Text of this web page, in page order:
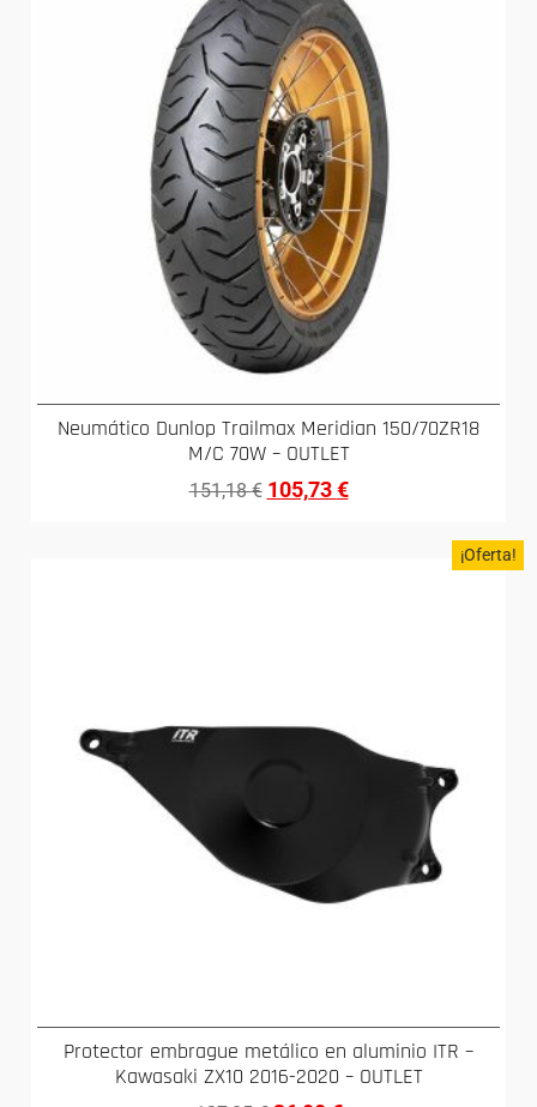
Neumático Dunlop Trailmax Meridian 150/70ZR18
M/C 70W – OUTLET
151,18€ 105,73€
¡Oferta!
Protector embrague metálico en aluminio ITR –
Kawasaki ZX10 2016-2020 – OUTLET